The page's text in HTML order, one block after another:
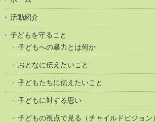
活動紹介
子どもを守ること
子どもへの暴力とは何か
おとなに伝えたいこと
子どもたちに伝えたいこと
子どもに対する思い
子どもの視点で見る（チャイルドビジョン）